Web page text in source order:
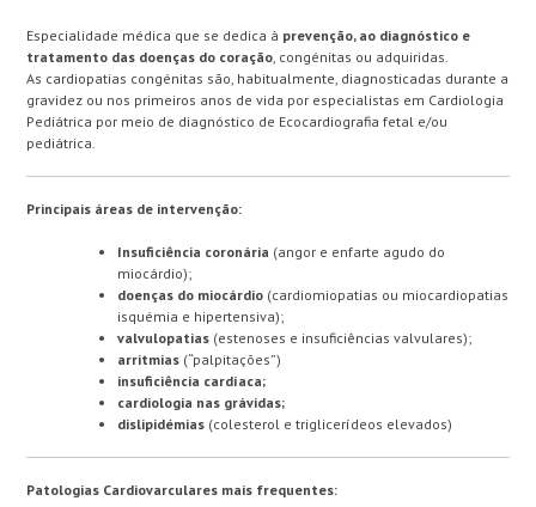
Especialidade médica que se dedica à prevenção, ao diagnóstico e
tratamento das doenças do coração, congénitas ou adquiridas.
As cardiopatias congénitas são, habitualmente, diagnosticadas durante a
gravidez ou nos primeiros anos de vida por especialistas em Cardiologia
Pediátrica por meio de diagnóstico de Ecocardiografia fetal e/ou
pediátrica.
Principais áreas de intervenção:
Insuficiência coronária (angor e enfarte agudo do
miocárdio);
doenças do miocárdio (cardiomiopatias ou miocardiopatias
isquémia e hipertensiva);
valvulopatias (estenoses e insuficiências valvulares);
arritmias (“palpitações”)
insuficiência cardíaca;
cardiologia nas grávidas;
dislipidémias (colesterol e triglicerídeos elevados)
Patologias Cardiovarculares mais frequentes: